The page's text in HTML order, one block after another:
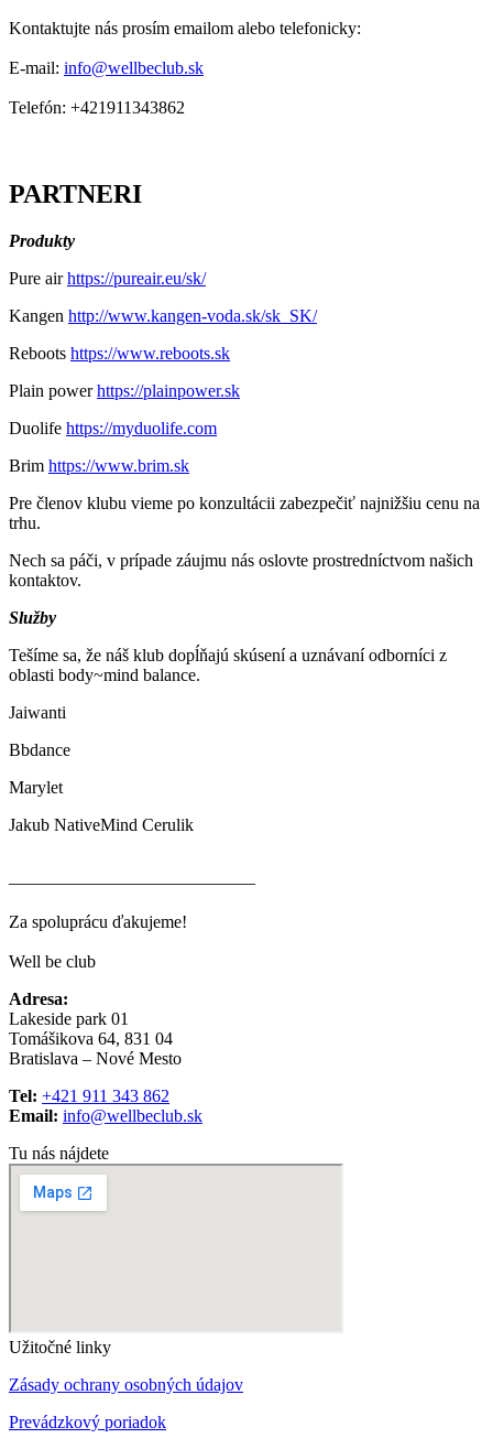
Kontaktujte nás prosím emailom alebo telefonicky:
E-mail: info@wellbeclub.sk
Telefón: +421911343862
PARTNERI
Produkty
Pure airhttps://pureair.eu/sk/
Kangen http://www.kangen-voda.sk/sk_SK/
Reboots https://www.reboots.sk
Plain powerhttps://plainpower.sk
Duolife https://myduolife.com
Brim https://www.brim.sk
Pre členov klubu vieme po konzultácii zabezpečiť najnižšiu cenu na
trhu.
Nech sa páči, v prípade záujmu nás oslovte prostredníctvom našich
kontaktov.
Služby
Tešíme sa, že náš klub dopĺňajú skúsení a uznávaní odborníci z
oblasti body~mind balance.
Jaiwanti
Bbdance
Marylet
Jakub NativeMind Cerulik
——————————————
Za spoluprácu ďakujeme!
Well be club
Adresa:
Lakeside park 01
Tomášikova 64, 831 04
Bratislava – Nové Mesto
Tel: +421 911 343 862
Email: info@wellbeclub.sk
Tu nás nájdete
Užitočné linky
Zásady ochrany osobných údajov
Prevádzkový poriadok